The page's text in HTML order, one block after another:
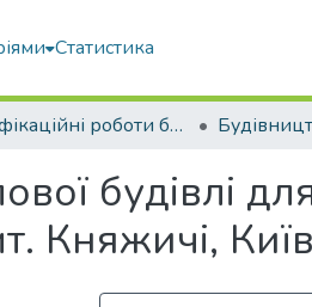
Статистика
Кваліфікаційні роботи бакалаврів
будівлі
Княжичі,